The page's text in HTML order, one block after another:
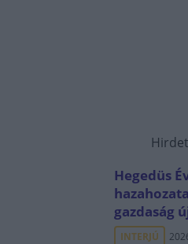
Hegedüs
gazdaság
INTERJÚ